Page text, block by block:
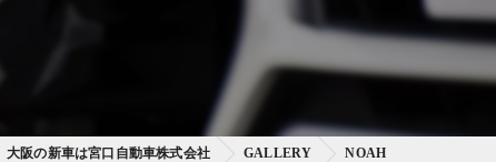
大阪の新車は宮口自動車株式会社 GALLERY NOAH